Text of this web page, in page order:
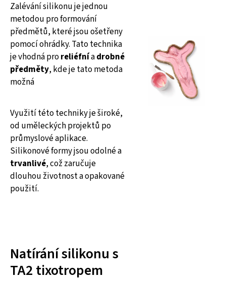
Zalévání silikonu je jednou
metodou pro formování
předmětů, které jsou ošetřeny
pomocí ohrádky. Tato technika
je vhodná proreliéfníadrobné
předměty, kde je tato metoda
možná
Využití této techniky je široké,
od uměleckých projektů po
průmyslové aplikace.
Silikonové formy jsou odolné a
trvanlivé, což zaručuje
dlouhou životnost a opakované
použití.
Natírání silikonu s
TA2 tixotropem